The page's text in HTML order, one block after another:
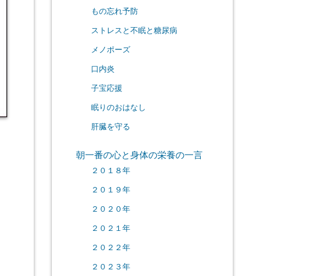
もの忘れ予防
ストレスと不眠と糖尿病
メノポーズ
口内炎
子宝応援
眠りのおはなし
肝臓を守る
朝一番の心と身体の栄養の一言
２０１８年
２０１９年
２０２０年
２０２１年
２０２２年
２０２３年